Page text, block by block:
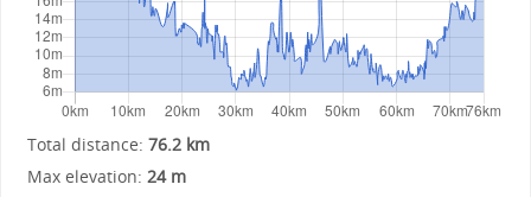
Total distance: 76.2 km
Max elevation: 24 m